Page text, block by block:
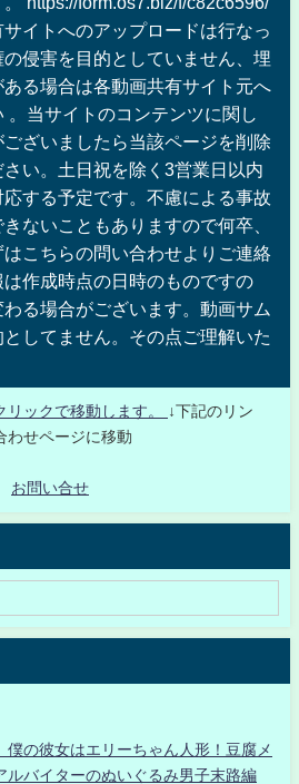
イトへのアップロードは行なっ
侵害を目的としていません、埋
る場合は各動画共有サイト元へ
。当サイトのコンテンツに関し
ざいましたら当該ページを削除
い。土日祝を除く3営業日以内
する予定です。不慮による事故
ないこともありますので何卒、
こちらの問い合わせよりご連絡
作成時点の日時のものですの
る場合がございます。動画サム
してません。その点ご理解いた
リックで移動します。
↓下記のリン
わせページに移動
お問い合せ
の彼女はエリーちゃん人形！豆腐メ
ルバイターのぬいぐるみ男子末路編